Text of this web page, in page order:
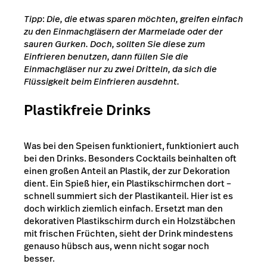
Tipp:Die, die etwas sparen möchten, greifen einfach
zu den Einmachgläsern der Marmelade oder der
sauren Gurken. Doch, sollten Sie diese zum
Einfrieren benutzen, dann füllen Sie die
Einmachgläser nur zu zwei Dritteln, da sich die
Flüssigkeit beim Einfrieren ausdehnt.
Plastikfreie Drinks
Was bei den Speisen funktioniert, funktioniert auch
bei den Drinks. Besonders Cocktails beinhalten oft
einen großen Anteil an Plastik, der zur Dekoration
dient. Ein Spieß hier, ein Plastikschirmchen dort –
schnell summiert sich der Plastikanteil. Hier ist es
doch wirklich ziemlich einfach. Ersetzt man den
dekorativen Plastikschirm durch ein Holzstäbchen
mit frischen Früchten, sieht der Drink mindestens
genauso hübsch aus, wenn nicht sogar noch
besser.